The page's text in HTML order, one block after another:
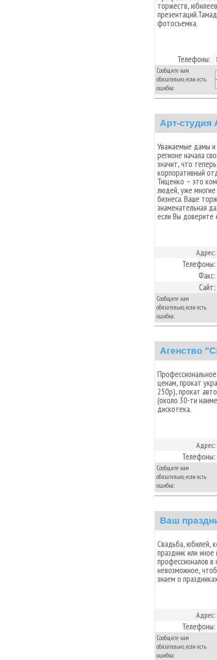
торжеств,
фотосъемка.
Телефоны:
Сообщите нам
обязательно, если есть
ошибка:
Арт-студия
Уважаемые дамы
регионе начала
значит, что
корпоративный
Тищенко – это
людей, уже
бизнеса. Ваше
знаменательная
если Вы доверите
Адрес:
Телефоны:
Факс:
Сайт:
Сообщите нам
обязательно, если есть
ошибка:
Агенство
ценам, прокат
250р), прокат
(около 30-ти
дискотека.
Адрес:
Телефоны:
Сообщите нам
обязательно, если есть
ошибка:
Ваш
Свадьба, юбилей,
праздник или
профессионалов
невозможное,
знаем о
Адрес:
Телефоны:
Сообщите нам
обязательно, если есть
ошибка: